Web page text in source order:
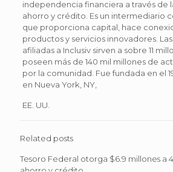
independencia financiera a través de
ahorro y crédito. Es un intermediario
que proporciona capital, hace
productos y servicios innovadores.
afiliadas a Inclusiv sirven a sobre 11
poseen más de 140 mil millones de
por la comunidad. Fue fundada en el
en Nueva York, NY,
EE. UU.
Related posts
Tesoro Federal otorga $6.9 millones a